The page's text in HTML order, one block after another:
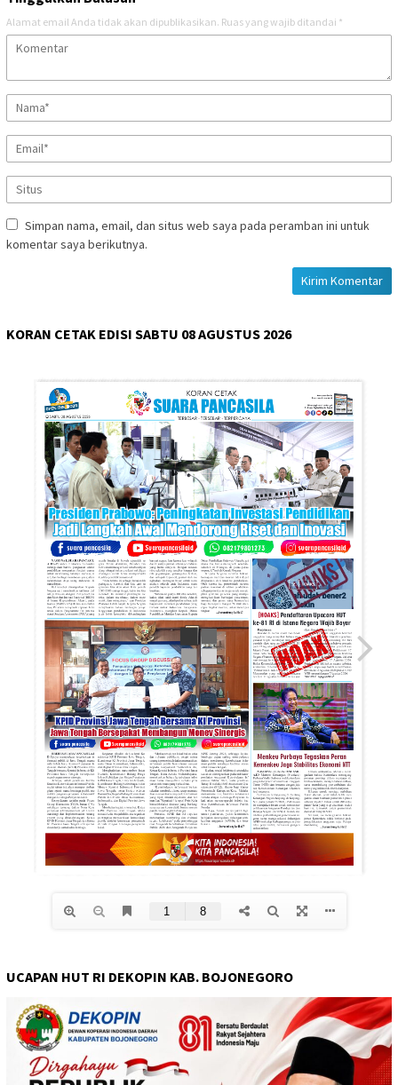
Alamat email Anda tidak akan dipublikasikan. Ruas yang wajib ditandai *
Simpan nama, email, dan situs web saya pada peramban ini untuk
komentar saya berikutnya.
KORAN CETAK EDISI SABTU 08 AGUSTUS 2026
UCAPAN HUT RI DEKOPIN KAB. BOJONEGORO